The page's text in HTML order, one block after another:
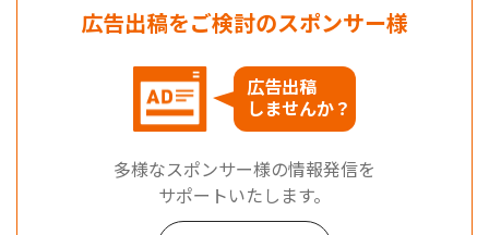
広告出稿をご検討のスポンサー様
広告出稿
しませんか？
多様なスポンサー様の情報発信を
サポートいたします。